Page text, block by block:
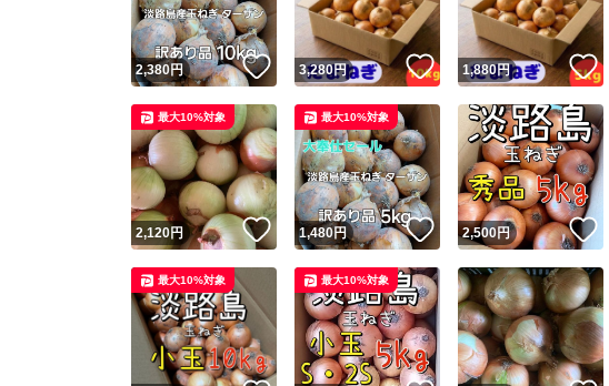
2,380円 いいね！
3,280円 いいね！
1,880円
2,120円 いいね！
最大10%対象
1,480円 いいね！
最大10%対象
2,500円
最大10%対象 最大10%対象